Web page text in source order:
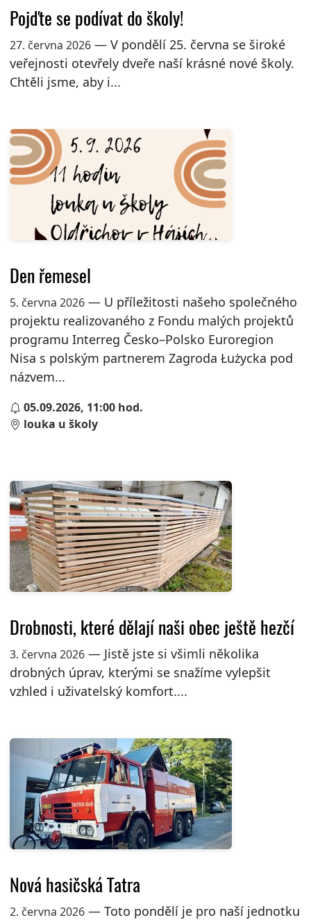
Pojďte se podívat do školy!
27. června 2026— V pondělí 25. června se široké
veřejnosti otevřely dveře naší krásné nové školy.
Chtěli jsme, aby i...
Den řemesel
5. června 2026— U příležitosti našeho společného
projektu realizovaného z Fondu malých projektů
programu Interreg Česko–Polsko Euroregion
Nisa s polským partnerem Zagroda Łużycka pod
názvem...
05.09.2026, 11:00 hod.
louka u školy
Drobnosti, které dělají naši obec ještě hezčí
3. června 2026— Jistě jste si všimli několika
drobných úprav, kterými se snažíme vylepšit
vzhled i uživatelský komfort....
Nová hasičská Tatra
2. června 2026— Toto pondělí je pro naší jednotku